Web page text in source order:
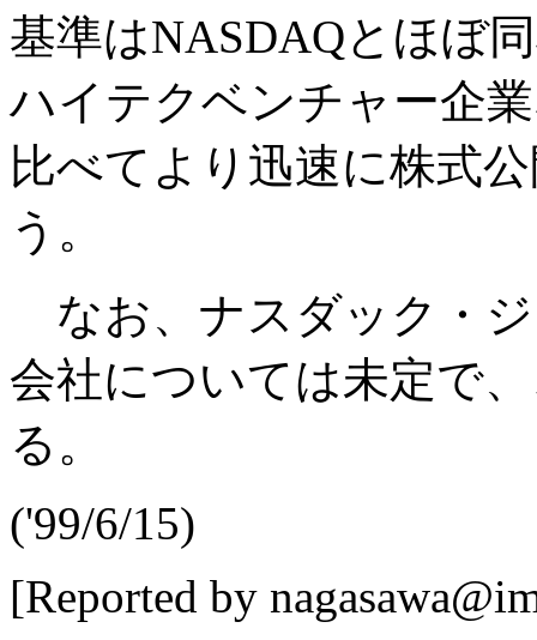
基準はNASDAQとほぼ
ハイテクベンチャー企
比べてより迅速に株式
う。
なお、ナスダック・
会社については未定で
る。
('99/6/15)
[Reported by